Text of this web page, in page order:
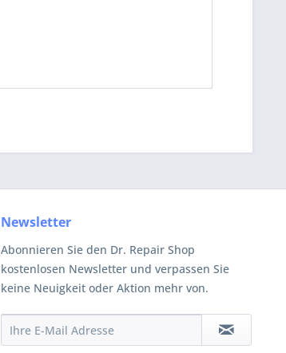
Newsletter
Abonnieren Sie den Dr. Repair Shop
kostenlosen Newsletter und verpassen Sie
keine Neuigkeit oder Aktion mehr von.